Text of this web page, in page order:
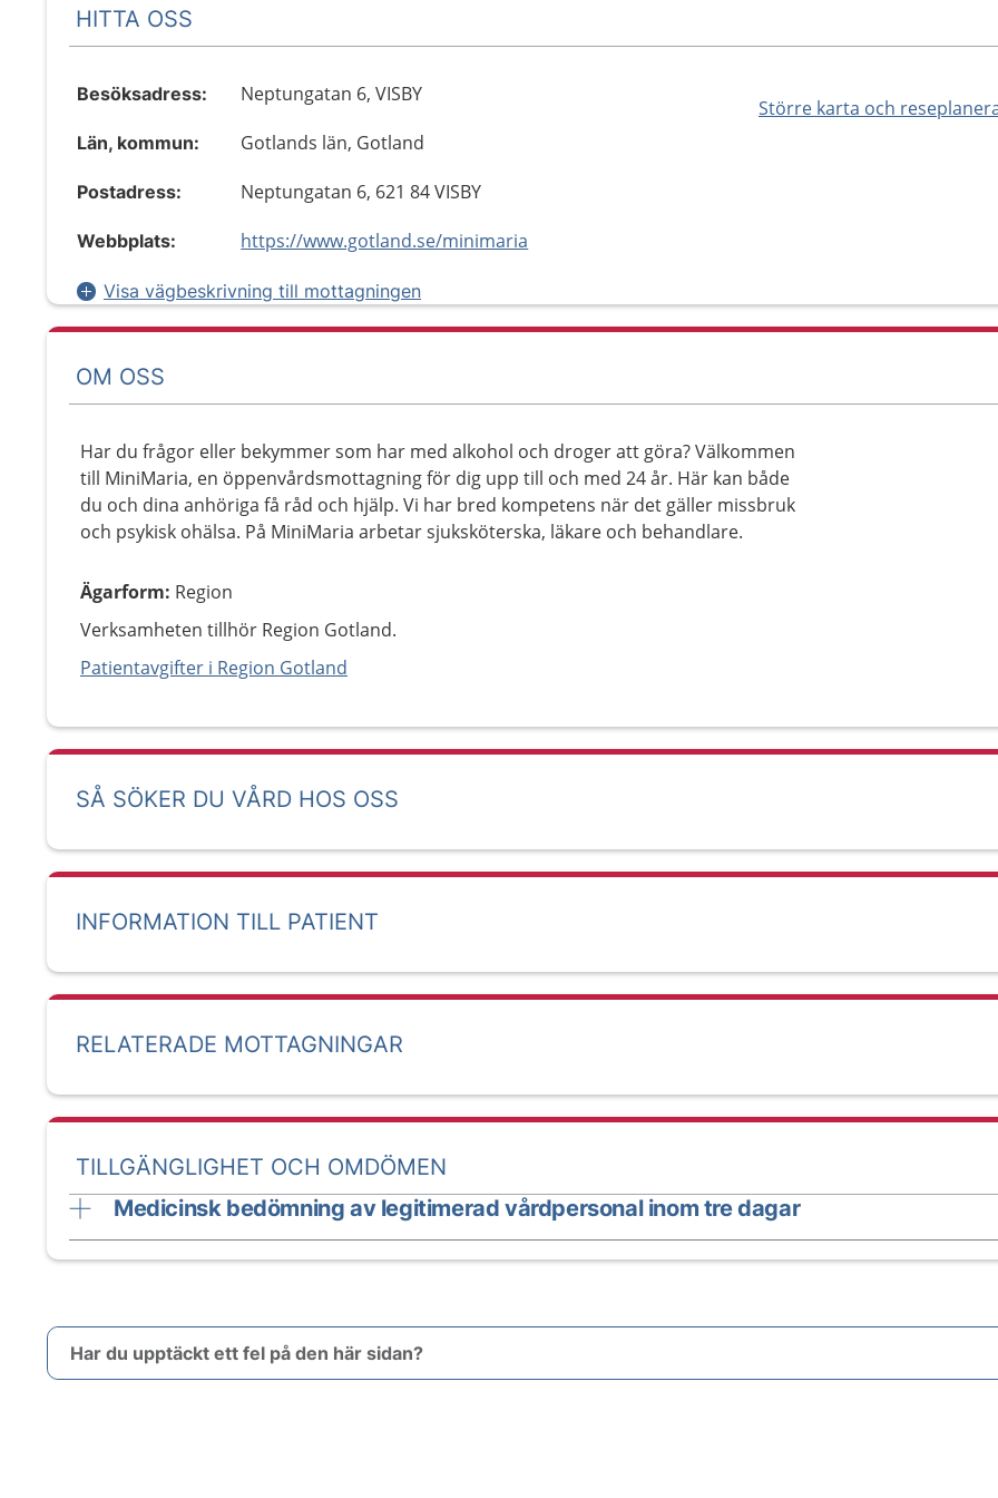
HITTA OSS
Större karta och
Besöksadress: Neptungatan 6, VISBY
Län, kommun: Gotlands län, Gotland
Postadress: Neptungatan 6, 621 84 VISBY
Webbplats: https://www.gotland.se/minimaria
Visa vägbeskrivning till mottagningen
OM OSS
Har du frågor eller bekymmer som har med alkohol och droger att göra? Välkommen
till MiniMaria, en öppenvårdsmottagning för dig upp till och med 24 år. Här kan både
du och dina anhöriga få råd och hjälp. Vi har bred kompetens när det gäller missbruk
och psykisk ohälsa. På MiniMaria arbetar sjuksköterska, läkare och behandlare.
Ägarform: Region
Verksamheten tillhör Region Gotland.
Patientavgifter i Region Gotland
SÅ SÖKER DU VÅRD HOS OSS
INFORMATION TILL PATIENT
RELATERADE MOTTAGNINGAR
TILLGÄNGLIGHET OCH OMDÖMEN
Medicinsk bedömning av legitimerad vårdpersonal inom tre dagar
Har du upptäckt ett fel på den här sidan?